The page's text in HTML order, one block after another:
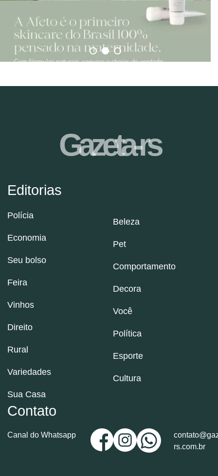
Editorias
Polícia
Economia
Seu bolso
Feira
Vinhos
Direito
Rural
Variedades
Sua Casa
Beleza
Pet
Comportamento
Decora
Você
Política
Esporte
Cultura
Contato
Canal do Whatsapp
rs.com.br
Gazeta-rs